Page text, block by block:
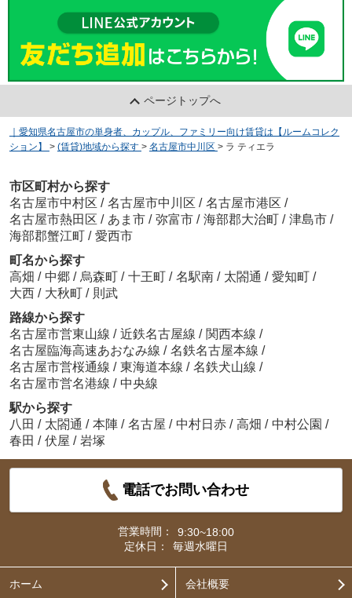
ページトップへ
｜愛知県名古屋市の単身者、カップル、ファミリー向け賃貸は【ルームコレク
ション】
> (賃貸)地域から探す > 名古屋市中川区 > ラ ティエラ
市区町村から探す
名古屋市中村区 / 名古屋市中川区 / 名古屋市港区 /
名古屋市熱田区 / あま市 / 弥富市 / 海部郡大治町 / 津島市 /
海部郡蟹江町 / 愛西市
町名から探す
高畑 / 中郷 / 烏森町 / 十王町 / 名駅南 / 太閤通 / 愛知町 /
大西 / 大秋町 / 則武
路線から探す
名古屋市営東山線 / 近鉄名古屋線 / 関西本線 /
名古屋臨海高速あおなみ線 / 名鉄名古屋本線 /
名古屋市営桜通線 / 東海道本線 / 名鉄犬山線 /
名古屋市営名港線 / 中央線
駅から探す
八田 / 太閤通 / 本陣 / 名古屋 / 中村日赤 / 高畑 / 中村公園 /
春田 / 伏屋 / 岩塚
電話でお問い合わせ
営業時間：
9:30~18:00
定休日：
毎週水曜日
ホーム 会社概要